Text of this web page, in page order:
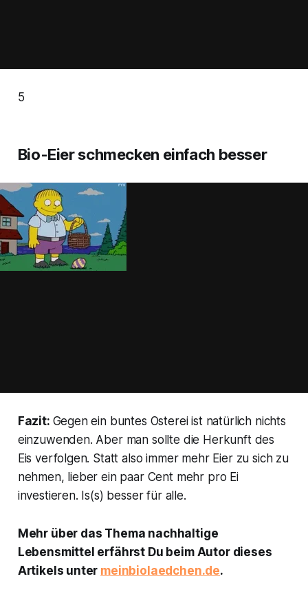
5
Bio-Eier schmecken einfach besser
Fazit: Gegen ein buntes Osterei ist natürlich nichts
einzuwenden. Aber man sollte die Herkunft des
Eis verfolgen. Statt also immer mehr Eier zu sich zu
nehmen, lieber ein paar Cent mehr pro Ei
investieren. Is(s) besser für alle.
Mehr über das Thema nachhaltige
Lebensmittel erfährst Du beim Autor dieses
Artikels unter meinbiolaedchen.de.